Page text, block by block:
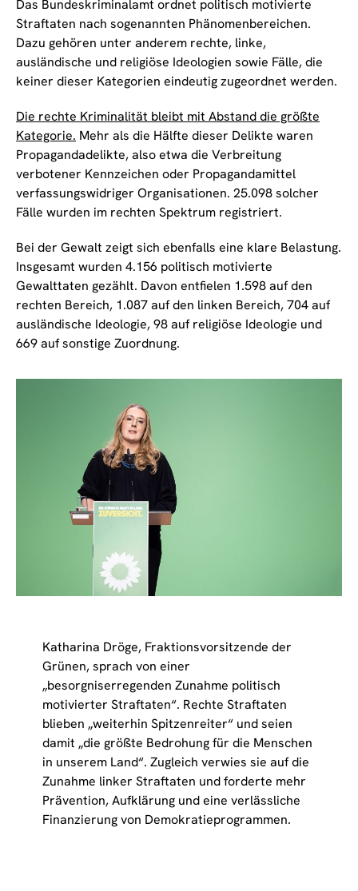
Das Bundeskriminalamt ordnet politisch motivierte
Straftaten nach sogenannten Phänomenbereichen.
Dazu gehören unter anderem rechte, linke,
ausländische und religiöse Ideologien sowie Fälle, die
keiner dieser Kategorien eindeutig zugeordnet werden.
Die rechte Kriminalität bleibt mit Abstand die größte
Kategorie. Mehr als die Hälfte dieser Delikte waren
Propagandadelikte, also etwa die Verbreitung
verbotener Kennzeichen oder Propagandamittel
verfassungswidriger Organisationen. 25.098 solcher
Fälle wurden im rechten Spektrum registriert.
Bei der Gewalt zeigt sich ebenfalls eine klare Belastung.
Insgesamt wurden 4.156 politisch motivierte
Gewalttaten gezählt. Davon entfielen 1.598 auf den
rechten Bereich, 1.087 auf den linken Bereich, 704 auf
ausländische Ideologie, 98 auf religiöse Ideologie und
669 auf sonstige Zuordnung.
Katharina Dröge, Fraktionsvorsitzende der
Grünen, sprach von einer
„besorgniserregenden Zunahme politisch
motivierter Straftaten“. Rechte Straftaten
blieben „weiterhin Spitzenreiter“ und seien
damit „die größte Bedrohung für die Menschen
in unserem Land“. Zugleich verwies sie auf die
Zunahme linker Straftaten und forderte mehr
Prävention, Aufklärung und eine verlässliche
Finanzierung von Demokratieprogrammen.